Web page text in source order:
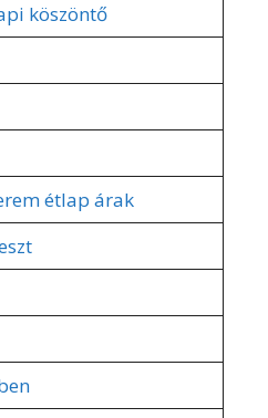
köszöntő
étlap árak